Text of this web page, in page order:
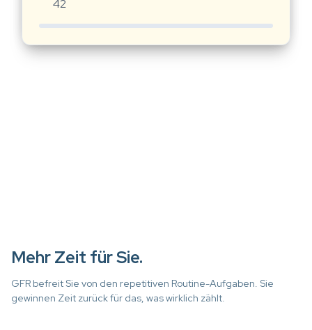
42
Mehr Zeit für Sie.
GFR befreit Sie von den repetitiven Routine-Aufgaben. Sie
gewinnen Zeit zurück für das, was wirklich zählt.